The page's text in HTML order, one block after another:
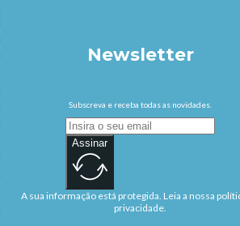
à
do
ser
Newsletter
Subscreva e receba todas as novidades.
Assinar
A sua informação está protegida. Leia a nossa
privacidade.